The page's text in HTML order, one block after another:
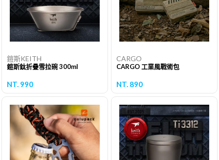
鎧斯KEITH
鎧斯鈦折疊雪拉碗 300ml
NT. 990
CARGO
CARGO 工業風戰術包
NT. 890